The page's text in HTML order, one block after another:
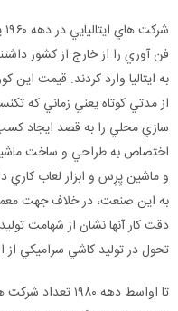
فن آوري را از خارج از کشور
به ايتاليا وارد کردند. قيمت اين
از مدتي کوتاه يعني زماني که
سازي محلي را به قصد ايجاد
اختصاص به طراحي و ساخت
و ماشين پِرِس و ابزار لعاب
به اين صنعت، در خلاف جهت
دقت کار آنها نشان از شهامت
تحول در توليد کاشي سراميکي از
تا اواسط دهه